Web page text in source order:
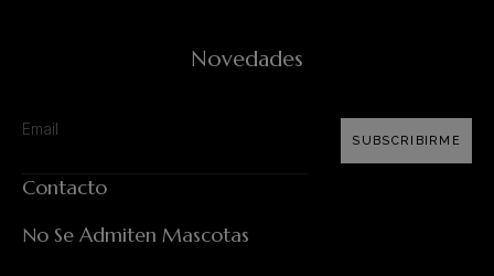
Novedades
SUBSCRIBIRME
Contacto
No Se Admiten Mascotas